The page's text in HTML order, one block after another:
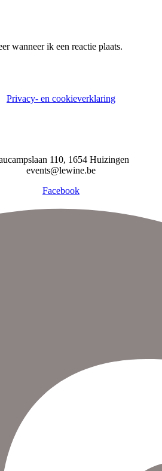
wanneer ik een reactie plaats.
Privacy- en cookieverklaring
110, 1654 Huizingen
events@lewine.be
Facebook